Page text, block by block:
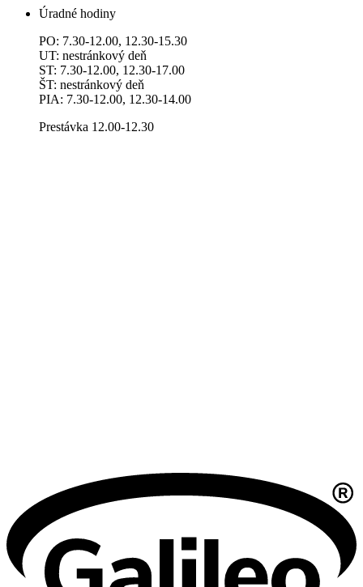
Úradné hodiny
PO: 7.30-12.00, 12.30-15.30
UT: nestránkový deň
ST: 7.30-12.00, 12.30-17.00
ŠT: nestránkový deň
PIA: 7.30-12.00, 12.30-14.00
Prestávka 12.00-12.30